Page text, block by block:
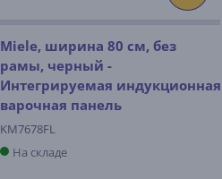
Miele, ширина 80 см, без
рамы, черный -
Интегрируемая индукционная
варочная панель
KM7678FL
На складе